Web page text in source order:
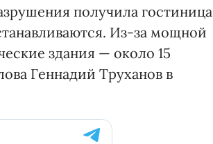
получила гостиница
Из-за мощной
здания — около 15
Геннадий Труханов в